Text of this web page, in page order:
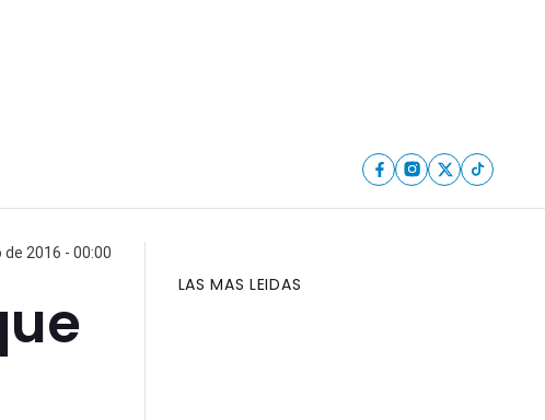
de 2016 - 00:00
LAS MAS LEIDAS